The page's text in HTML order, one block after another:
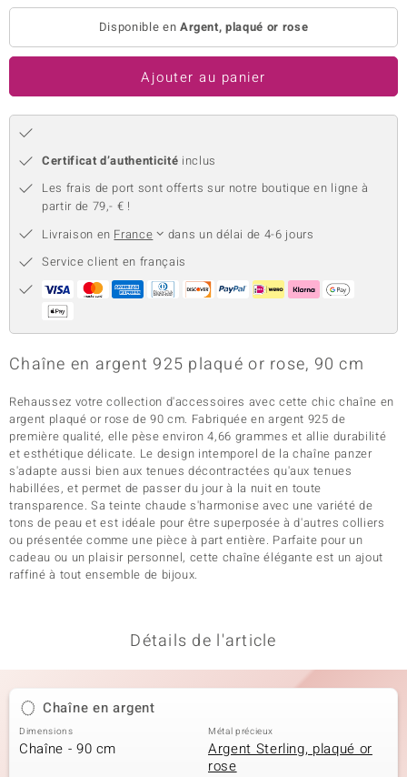
Collection
Disponible en Argent, plaqué or rose
Ajouter au panier
Certificat d’authenticité inclus
Les frais de port sont offerts sur notre boutique en ligne à
partir de 79,- € !
Livraison en France
dans un délai de 4-6 jours
Service client en français
Chaîne en argent 925 plaqué or rose, 90 cm
Rehaussez votre collection d'accessoires avec cette chic chaîne en
argent plaqué or rose de 90 cm. Fabriquée en argent 925 de
première qualité, elle pèse environ 4,66 grammes et allie durabilité
et esthétique délicate. Le design intemporel de la chaîne panzer
s'adapte aussi bien aux tenues décontractées qu'aux tenues
habillées, et permet de passer du jour à la nuit en toute
transparence. Sa teinte chaude s'harmonise avec une variété de
tons de peau et est idéale pour être superposée à d'autres colliers
ou présentée comme une pièce à part entière. Parfaite pour un
cadeau ou un plaisir personnel, cette chaîne élégante est un ajout
raffiné à tout ensemble de bijoux.
Détails de l'article
Chaîne en argent
Dimensions
Chaîne - 90 cm
Métal précieux
Argent Sterling, plaqué or
rose